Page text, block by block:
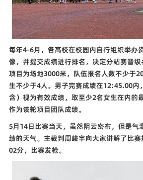
每年4-6月，各高校在校园内自行组织举办
像，并提交成绩进行排名，决定分站赛晋级
项目为场地3000米，队伍报名人数不少于
生不少于4人。男子完赛成绩在12:45.00内
含）视为有效成绩，取至少2名女生在内的
作为该轮项目团队成绩。
5月14日比赛当天，虽然阴云密布，但是气
绩的天气。主裁判周峻宇向大家讲解了比赛
02分，比赛发枪。